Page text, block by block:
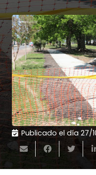
Publicado el día 27/